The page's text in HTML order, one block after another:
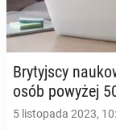
Bry­tyj­scy
osób powyżej
5 listopada 2023,